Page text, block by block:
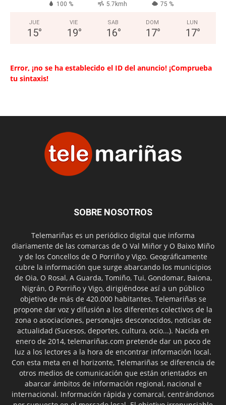
100 % 5.7kmh 75 %
JUE
15°
VIE
19°
SAB
16°
DOM
17°
LUN
17°
Error, ¡no se ha establecido el ID del anuncio! ¡Comprueba
tu sintaxis!
SOBRE NOSOTROS
Telemariñas es un periódico digital que informa
diariamente de las comarcas de O Val Miñor y O Baixo Miño
y de los Concellos de O Porriño y Vigo. Geográficamente
cubre la información que surge abarcando los municipios
de Oia, O Rosal, A Guarda, Tomiño, Tui, Gondomar, Baiona,
Nigrán, O Porriño y Vigo, dirigiéndose así a un público
objetivo de más de 420.000 habitantes. Telemariñas se
propone dar voz y difusión a los diferentes colectivos de la
zona o asociaciones, personajes desconocidos, noticias de
actualidad (Sucesos, deportes, cultura, ocio...). Nacida en
enero de 2014, telemariñas.com pretende dar un poco de
luz a los lectores a la hora de encontrar información local.
Con esta meta en el horizonte, Telemariñas se diferencia de
otros medios de comunicación que están orientados en
abarcar ámbitos de información regional, nacional e
internacional. Información rápida y comarcal, centrándonos